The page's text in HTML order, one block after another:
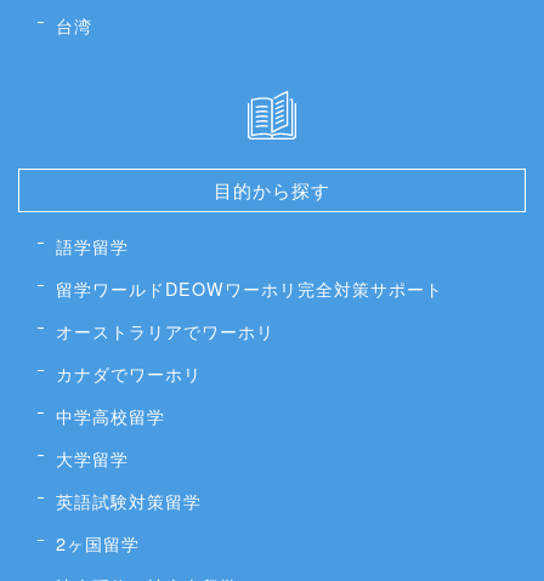
台湾
目的から探す
語学留学
留学ワールドDEOWワーホリ完全対策サポート
オーストラリアでワーホリ
カナダでワーホリ
中学高校留学
大学留学
英語試験対策留学
2ヶ国留学